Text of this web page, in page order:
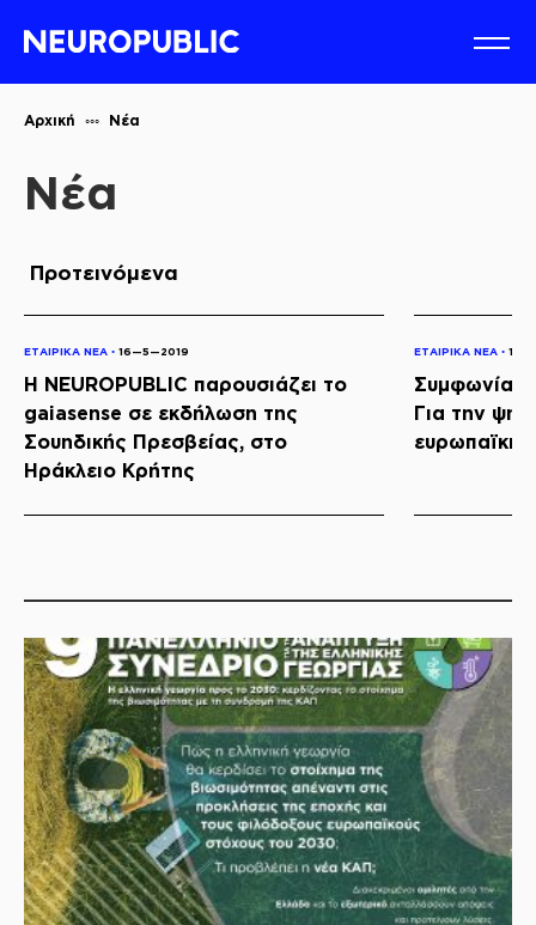
Αρχική Νέα
Νέα
Προτεινόμενα
ΕΤΑΙΡΙΚΑ ΝΕΑ ◦ 16—5—2019
Η NEUROPUBLIC παρουσιάζει το
gaiasense σε εκδήλωση της
Σουηδικής Πρεσβείας, στο
Ηράκλειο Κρήτης
ΕΤΑΙΡΙΚΑ ΝΕΑ ◦
Συμφωνία
Για την